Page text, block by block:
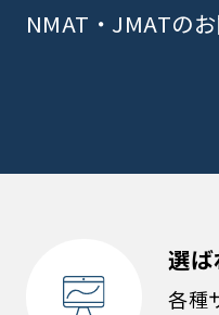
NMAT・JMATの
選
各種